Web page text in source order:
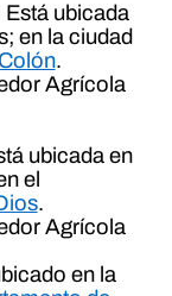
Está ubicada
en la ciudad
.
Agrícola
ubicada en
el
.
Agrícola
en la